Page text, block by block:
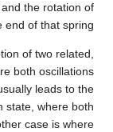
the rotation of
end of that spring.
of two related,
both oscillations
leads to the
state, where both
case is where